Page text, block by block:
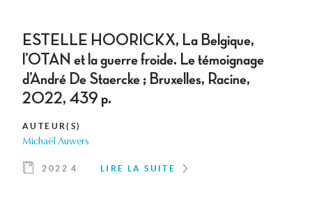
ESTELLE HOORICKX, La Belgique,
l’OTAN et la guerre froide. Le témoignage
d’André De Staercke ; Bruxelles, Racine,
2022, 439 p.
AUTEUR(S)
Michaël Auwers
2022 4 LIRE LA SUITE